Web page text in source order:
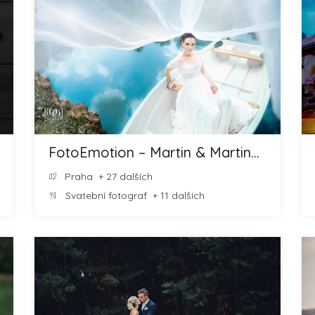
FotoEmotion – Martin & Martina ROOT
Praha + 27 dalších
Svatební fotograf + 11 dalších